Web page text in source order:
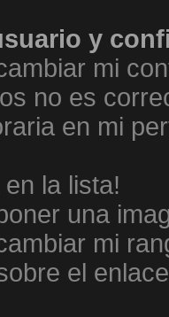
y
mi
no es
en mi
en la lista!
una
mi
el